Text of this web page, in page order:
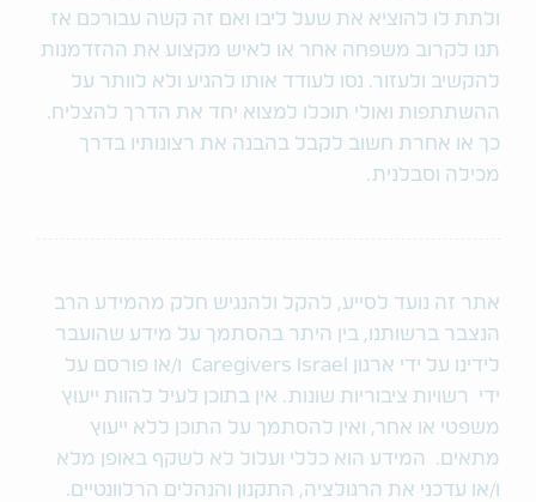
ולתת לו להוציא את שעל ליבו ואם זה קשה עבורכם אז
תנו לקרוב משפחה אחר או לאיש מקצוע את ההזדמנות
להקשיב ולעזור. נסו לעודד אותו להגיע ולא לוותר על
ההשתתפות ואולי תוכלו למצוא יחד את הדרך להצליח.
כך או אחרת חשוב לקבל בהבנה את רצונותיו בדרך
מכילה וסבלנית.
אתר זה נועד לסייע, להקל ולהנגיש חלק מהמידע הרב
הנצבר ברשותנו, בין היתר בהסתמך על מידע שהועבר
לידינו על ידי ארגון Caregivers Israel ו/או פורסם על
ידי רשויות ציבוריות שונות. אין בתוכן לעיל להוות ייעוץ
משפטי או אחר, ואין להסתמך על התוכן ללא ייעוץ
מתאים. המידע הוא כללי ועלול לא לשקף באופן מלא
ו/או עדכני את הרגולציה, התקנון והנהלים הרלוונטיים.